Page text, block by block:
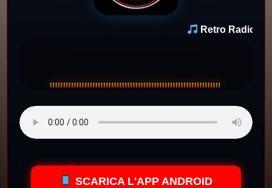
Retro Radio FM
SCARICA L'APP ANDROID